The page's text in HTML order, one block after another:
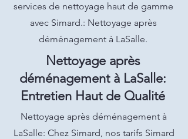
services de nettoyage haut de gamme
avec Simard.: Nettoyage après
déménagement à LaSalle.
Nettoyage après
déménagement à LaSalle:
Entretien Haut de Qualité
Nettoyage après déménagement à
LaSalle: Chez Simard, nos tarifs Simard